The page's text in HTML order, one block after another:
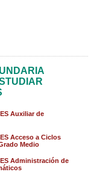
Auxiliar de
Acceso a Ciclos
Medio
Administración de